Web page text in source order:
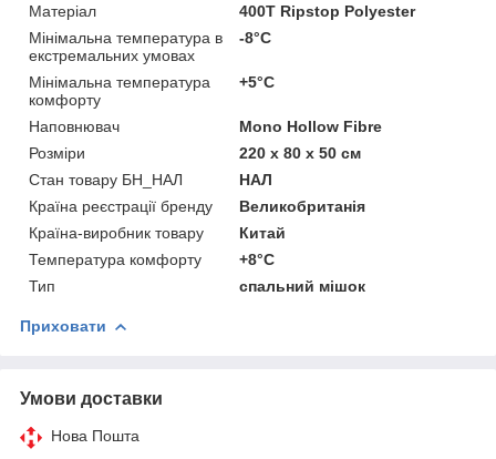
Матеріал
400T Ripstop Polyester
Мінімальна температура в
екстремальних умовах
-8°C
Мінімальна температура
комфорту
+5°C
Наповнювач
Mono Hollow Fibre
Розміри
220 x 80 х 50 см
Стан товару БН_НАЛ
НАЛ
Країна реєстрації бренду
Великобританія
Країна-виробник товару
Китай
Температура комфорту
+8°C
Тип
спальний мішок
Приховати
Умови доставки
Нова Пошта